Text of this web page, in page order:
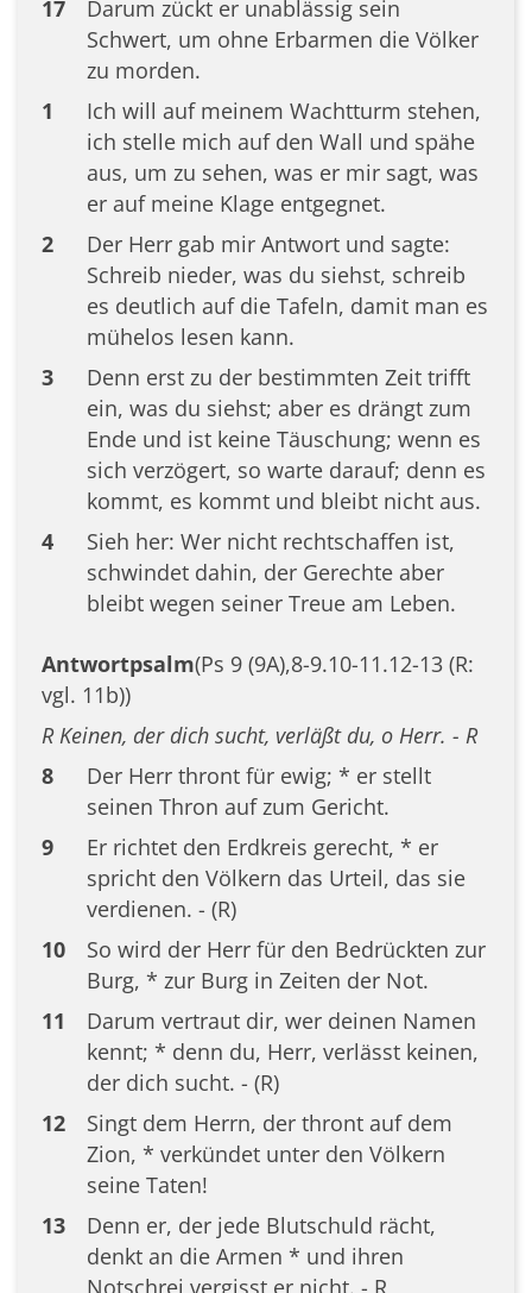
17
Darum zückt er unablässig sein
Schwert, um ohne Erbarmen die Völker
zu morden.
1
Ich will auf meinem Wachtturm stehen,
ich stelle mich auf den Wall und spähe
aus, um zu sehen, was er mir sagt, was
er auf meine Klage entgegnet.
2
Der Herr gab mir Antwort und sagte:
Schreib nieder, was du siehst, schreib
es deutlich auf die Tafeln, damit man es
mühelos lesen kann.
3
Denn erst zu der bestimmten Zeit trifft
ein, was du siehst; aber es drängt zum
Ende und ist keine Täuschung; wenn es
sich verzögert, so warte darauf; denn es
kommt, es kommt und bleibt nicht aus.
4
Sieh her: Wer nicht rechtschaffen ist,
schwindet dahin, der Gerechte aber
bleibt wegen seiner Treue am Leben.
Antwortpsalm(Ps 9 (9A),8-9.10-11.12-13 (R:
vgl. 11b))
R Keinen, der dich sucht, verläßt du, o Herr. - R
8
Der Herr thront für ewig; * er stellt
seinen Thron auf zum Gericht.
9
Er richtet den Erdkreis gerecht, * er
spricht den Völkern das Urteil, das sie
verdienen. - (R)
10
So wird der Herr für den Bedrückten zur
Burg, * zur Burg in Zeiten der Not.
11
Darum vertraut dir, wer deinen Namen
kennt; * denn du, Herr, verlässt keinen,
der dich sucht. - (R)
12
Singt dem Herrn, der thront auf dem
Zion, * verkündet unter den Völkern
seine Taten!
13
Denn er, der jede Blutschuld rächt,
denkt an die Armen * und ihren
Notschrei vergisst er nicht. - R